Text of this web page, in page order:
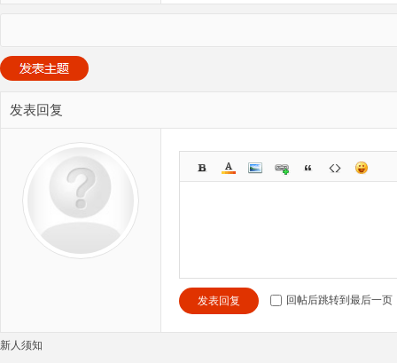
发表回复
发表回复 回帖后跳转到最后一页
新人须知